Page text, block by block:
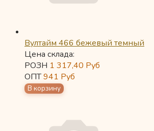
Вултайм 466 бежевый темный
Цена склада:
РОЗН 1 317,40 Руб
ОПТ941 Руб